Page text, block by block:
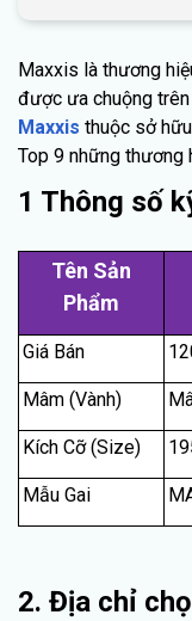
Maxxis là thương
được ưa chuộng
Maxxis thuộc sở
Top 9 những thương
1 Thông số
Tên Sản
Phẩm
Giá Bán
Mâm (Vành)
Kích Cỡ (Size)
Mẫu Gai
2. Địa chỉ